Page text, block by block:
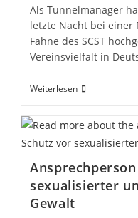
Als Tunnelmanager
letzte Nacht bei einer
Fahne des SCST
Vereinsvielfalt in
WeiterlesenTrikottag
NRW
sexualisierter
Gewalt